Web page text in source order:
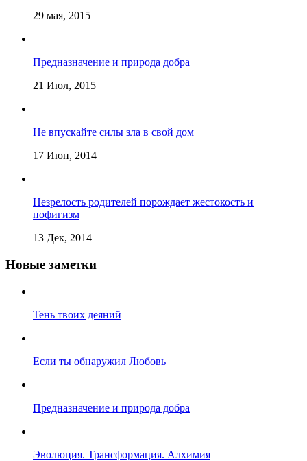
29 мая, 2015
Предназначение и природа добра
21 Июл, 2015
Не впускайте силы зла в свой дом
17 Июн, 2014
Незрелость родителей порождает жестокость и
пофигизм
13 Дек, 2014
Новые заметки
Тень твоих деяний
Если ты обнаружил Любовь
Предназначение и природа добра
Эволюция. Трансформация. Алхимия